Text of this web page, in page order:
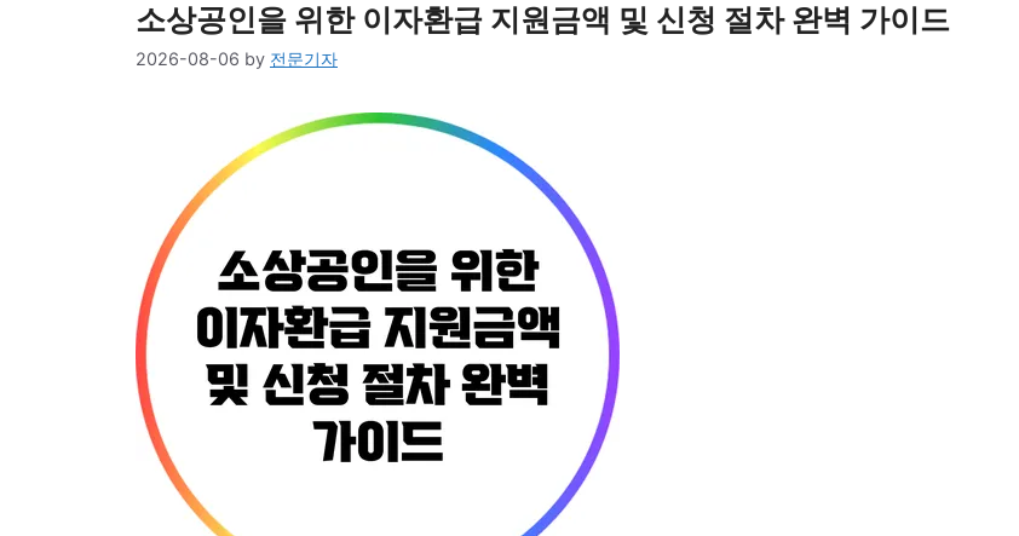
소상공인을 위한 이자환급 지원금액 및 신청 절차 완벽 가이드
2026-08-06 by 전문기자